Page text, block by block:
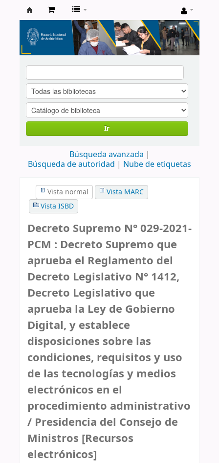
Catálogo
de
Biblioteca
ENA
Ir
Búsqueda avanzada
Búsqueda de autoridad
Nube de etiquetas
Vista normal
Vista MARC
Vista ISBD
Decreto Supremo N° 029-2021-
PCM : Decreto Supremo que
aprueba el Reglamento del
Decreto Legislativo N° 1412,
Decreto Legislativo que
aprueba la Ley de Gobierno
Digital, y establece
disposiciones sobre las
condiciones, requisitos y uso
de las tecnologías y medios
electrónicos en el
procedimiento administrativo
/ Presidencia del Consejo de
Ministros [Recursos
electrónicos]